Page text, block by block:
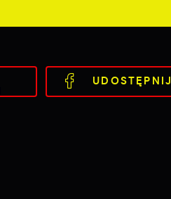
UDOSTĘPNIJ